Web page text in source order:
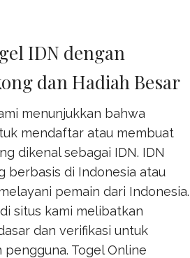
IDN dengan
dan Hadiah Besar
menunjukkan bahwa
mendaftar atau membuat
dikenal sebagai IDN. IDN
berbasis di Indonesia atau
pemain dari Indonesia.
situs kami melibatkan
dan verifikasi untuk
pengguna. Togel Online